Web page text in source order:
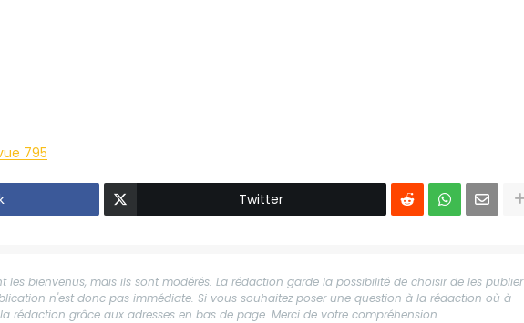
795
Twitter
les bienvenus, mais ils sont modérés. La rédaction garde la possibilité de choisir de les publier
n'est donc pas immédiate. Si vous souhaitez poser une question à la rédaction où à
rédaction grâce aux adresses en bas de page. Merci de votre compréhension.